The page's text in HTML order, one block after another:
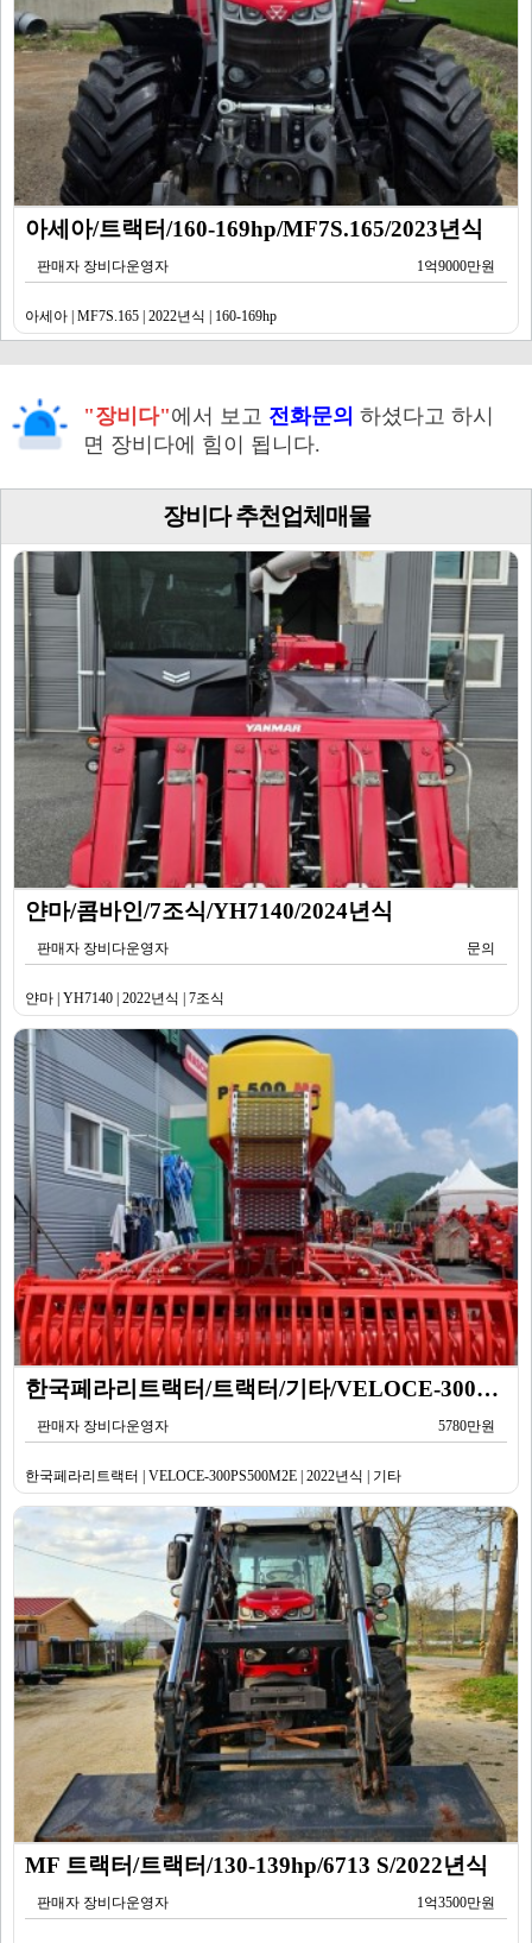
아세아/트랙터/160-169hp/MF7S.165/2023년식
판매자 장비다운영자 1억9000만원
아세아 | MF7S.165 | 2022년식 | 160-169hp
"장비다"에서 보고 전화문의 하셨다고 하시
면 장비다에 힘이 됩니다.
장비다 추천업체매물
얀마/콤바인/7조식/YH7140/2024년식
판매자 장비다운영자 문의
얀마 | YH7140 | 2022년식 | 7조식
한국페라리트랙터/트랙터/기타/VELOCE-300PS500M2E/2022년식
판매자 장비다운영자 5780만원
한국페라리트랙터 | VELOCE-300PS500M2E | 2022년식 | 기타
MF 트랙터/트랙터/130-139hp/6713 S/2022년식
판매자 장비다운영자 1억3500만원